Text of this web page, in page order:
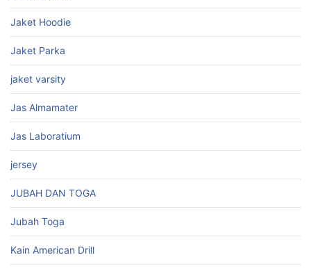
Jaket Hoodie
Jaket Parka
jaket varsity
Jas Almamater
Jas Laboratium
jersey
JUBAH DAN TOGA
Jubah Toga
Kain American Drill